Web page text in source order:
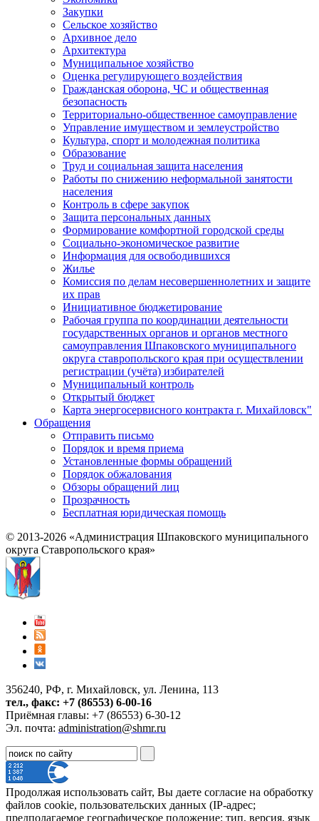
Закупки
Сельское хозяйство
Архивное дело
Архитектура
Муниципальное хозяйство
Оценка регулирующего воздействия
Гражданская оборона, ЧС и общественная
безопасность
Территориально-общественное самоуправление
Управление имуществом и землеустройство
Культура, спорт и молодежная политика
Образование
Труд и социальная защита населения
Работы по снижению неформальной занятости
населения
Контроль в сфере закупок
Защита персональных данных
Формирование комфортной городской среды
Социально-экономическое развитие
Информация для освободившихся
Жилье
Комиссия по делам несовершеннолетних и защите
их прав
Инициативное бюджетирование
Рабочая группа по координации деятельности
государственных органов и органов местного
самоуправления Шпаковского муниципального
округа ставропольского края при осуществлении
регистрации (учёта) избирателей
Муниципальный контроль
Открытый бюджет
Карта энергосервисного контракта г. Михайловск"
Обращения
Отправить письмо
Порядок и время приема
Установленные формы обращений
Порядок обжалования
Обзоры обращений лиц
Прозрачность
Бесплатная юридическая помощь
© 2013-2026 «Администрация Шпаковского муниципального
округа Ставропольского края»
356240, РФ, г. Михайловск, ул. Ленина, 113
тел., факс: +7 (86553) 6-00-16
Приёмная главы: +7 (86553) 6-30-12
Эл. почта: administration@shmr.ru
Продолжая использовать сайт, Вы даете согласие на обработку
файлов cookie, пользовательских данных (IP-адрес;
предполагаемое географическое положение; тип, версия, язык